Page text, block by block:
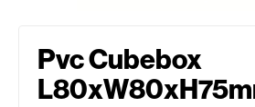
Pvc Cubebox